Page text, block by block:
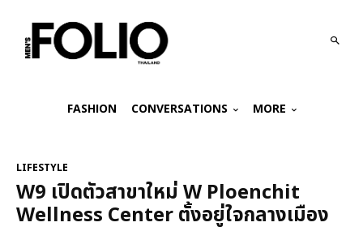
FASHION CONVERSATIONS MORE
LIFESTYLE
W9 เปิดตัวสาขาใหม่ W Ploenchit
Wellness Center ตั้งอยู่ใจกลางเมือง